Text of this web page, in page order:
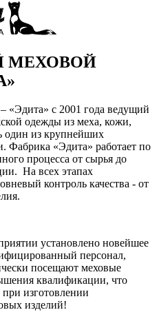
МЕХОВОЙ
«Эдита» с 2001 года ведущий
одежды из меха, кожи,
один из крупнейших
Фабрика «Эдита» работает по
процесса от сырья до
На всех этапах
контроль качества - от
установлено новейшее
персонал,
посещают меховые
квалификации, что
изготовлении
изделий!